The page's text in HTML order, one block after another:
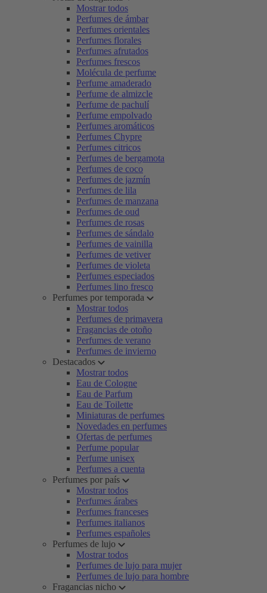
Mostrar todos
Perfumes de ámbar
Perfumes orientales
Perfumes florales
Perfumes afrutados
Perfumes frescos
Molécula de perfume
Perfume amaderado
Perfume de almizcle
Perfume de pachulí
Perfume empolvado
Perfumes aromáticos
Perfumes Chypre
Perfumes citricos
Perfumes de bergamota
Perfumes de coco
Perfumes de jazmín
Perfumes de lila
Perfumes de manzana
Perfumes de oud
Perfumes de rosas
Perfumes de sándalo
Perfumes de vainilla
Perfumes de vetiver
Perfumes de violeta
Perfumes especiados
Perfumes lino fresco
Perfumes por temporada
Mostrar todos
Perfumes de primavera
Fragancias de otoño
Perfumes de verano
Perfumes de invierno
Destacados
Mostrar todos
Eau de Cologne
Eau de Parfum
Eau de Toilette
Miniaturas de perfumes
Novedades en perfumes
Ofertas de perfumes
Perfume popular
Perfume unisex
Perfumes a cuenta
Perfumes por país
Mostrar todos
Perfumes árabes
Perfumes franceses
Perfumes italianos
Perfumes españoles
Perfumes de lujo
Mostrar todos
Perfumes de lujo para mujer
Perfumes de lujo para hombre
Fragancias nicho